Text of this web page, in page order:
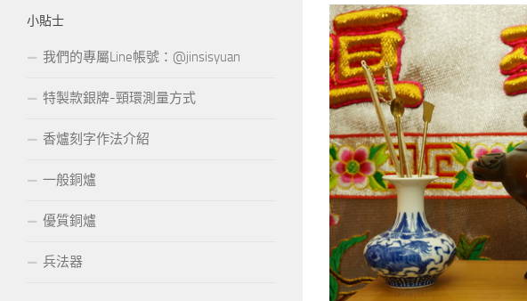
小貼士
我們的專屬Line帳號：@jinsisyuan
特製款銀牌-頸環測量方式
香爐刻字作法介紹
一般銅爐
優質銅爐
兵法器